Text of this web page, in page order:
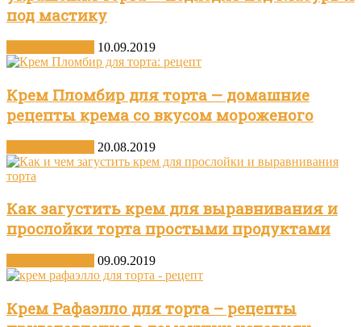
под мастику
10.09.2019
Крем Пломбир для торта — домашние
рецепты крема со вкусом мороженого
20.08.2019
Как загустить крем для выравнивания и
прослойки торта простыми продуктами
09.09.2019
Крем Рафаэлло для торта – рецепты